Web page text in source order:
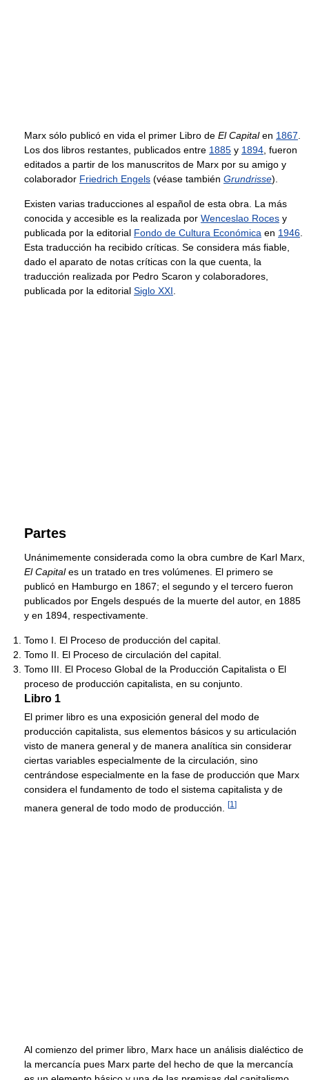
Marx sólo publicó en vida el primer Libro de El Capitalen 1867
Los dos libros restantes, publicados entre 1885 y 1894 , fueron
editados a partir de los manuscritos de Marx por su amigo y
colaborador Friedrich Engels (véase también Grundrisse).
Existen varias traducciones al español de esta obra. La más
conocida y accesible es la realizada por Wenceslao Roces y
publicada por la editorial Fondo de Cultura Económica en 1946
Esta traducción ha recibido críticas. Se considera más fiable,
dado el aparato de notas críticas con la que cuenta, la
traducción realizada por Pedro Scaron y colaboradores,
publicada por la editorial Siglo XXI
Partes
Unánimemente considerada como la obra cumbre de Karl Marx,
El Capitales un tratado en tres volúmenes. El primero se
publicó en Hamburgo en 1867; el segundo y el tercero fueron
publicados por Engels después de la muerte del autor, en 1885
y en 1894, respectivamente.
Tomo I. El Proceso de producción del capital.
Tomo II. El Proceso de circulación del capital.
Tomo III. El Proceso Global de la Producción Capitalista o El
proceso de producción capitalista, en su conjunto.
Libro 1
El primer libro es una exposición general del modo de
producción capitalista, sus elementos básicos y su articulación
visto de manera general y de manera analítica sin considerar
ciertas variables especialmente de la circulación, sino
centrándose especialmente en la fase de producción que Marx
considera el fundamento de todo el sistema capitalista y de
manera general de todo modo de producción.
[1 ]
Al comienzo del primer libro, Marx hace un análisis dialéctico de
la mercancía pues Marx parte del hecho de que la mercancía